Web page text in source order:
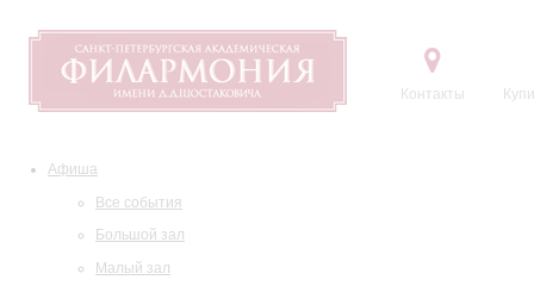
Контакты
Афиша
Все события
Большой зал
Малый зал